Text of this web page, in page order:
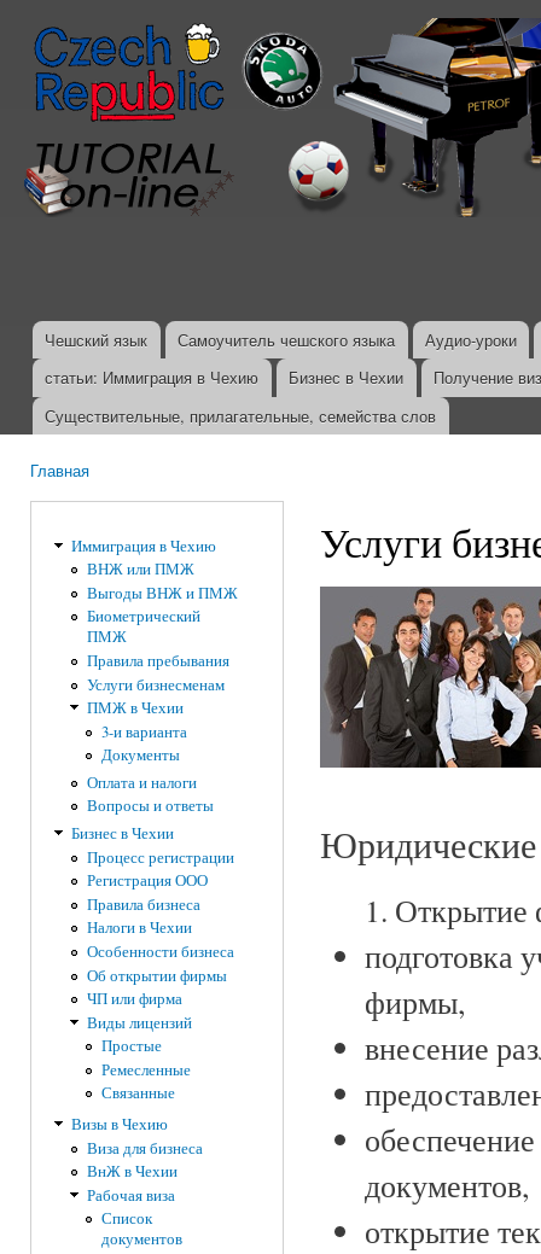
Главное меню
Чешский язык Самоучитель чешского языка
Аудио-уроки
статьи: Иммиграция в Чехию
Бизнес в Чехии
Получение
Существительные, прилагательные, семейства слов
Главная
Иммиграция в Чехию
ВНЖ или ПМЖ
Выгоды ВНЖ и ПМЖ
Биометрический
ПМЖ
Правила пребывания
Услуги бизнесменам
ПМЖ в Чехии
3-и варианта
Документы
Оплата и налоги
Вопросы и ответы
Бизнес в Чехии
Процесс регистрации
Регистрация ООО
Правила бизнеса
Налоги в Чехии
Особенности бизнеса
Об открытии фирмы
ЧП или фирма
Виды лицензий
Простые
Ремесленные
Связанные
Визы в Чехию
Виза для бизнеса
ВнЖ в Чехии
Рабочая виза
Список
документов
Услуги
Юридические
1.
подготовка
фирмы,
внесение
документов,
открытие